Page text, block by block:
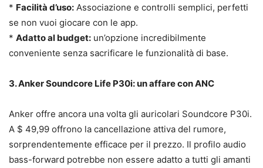
* Facilità d’uso: Associazione e controlli semplici, perfetti
se non vuoi giocare con le app.
* Adatto al budget: un’opzione incredibilmente
conveniente senza sacrificare le funzionalità di base.
3. Anker Soundcore Life P30i: un affare con ANC
Anker offre ancora una volta gli auricolari Soundcore P30i.
A $ 49,99 offrono la cancellazione attiva del rumore,
sorprendentemente efficace per il prezzo. Il profilo audio
bass-forward potrebbe non essere adatto a tutti gli amanti